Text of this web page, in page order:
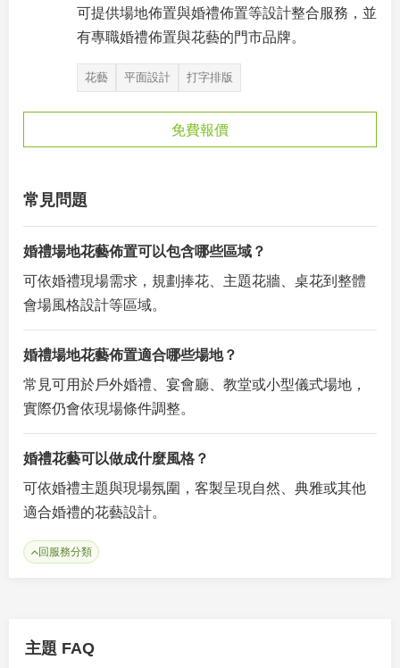
可提供場地佈置與婚禮佈置等設計整合服務，並
有專職婚禮佈置與花藝的門市品牌。
花藝 平面設計 打字排版
免費報價
常見問題
婚禮場地花藝佈置可以包含哪些區域？
可依婚禮現場需求，規劃捧花、主題花牆、桌花到整體
會場風格設計等區域。
婚禮場地花藝佈置適合哪些場地？
常見可用於戶外婚禮、宴會廳、教堂或小型儀式場地，
實際仍會依現場條件調整。
婚禮花藝可以做成什麼風格？
可依婚禮主題與現場氛圍，客製呈現自然、典雅或其他
適合婚禮的花藝設計。
回服務分類
主題 FAQ